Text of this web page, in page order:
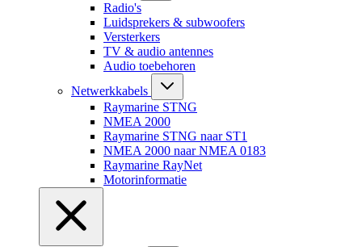
Radio's
Luidsprekers & subwoofers
Versterkers
TV & audio antennes
Audio toebehoren
Netwerkkabels
Raymarine STNG
NMEA 2000
Raymarine STNG naar ST1
NMEA 2000 naar NMEA 0183
Raymarine RayNet
Motorinformatie